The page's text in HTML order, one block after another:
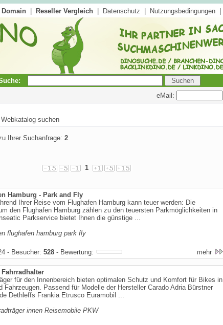
Reseller Vergleich Datenschutz Nutzungsbedingungen
eMail:
suchen
Ihrer Suchanfrage: 2
1
Hamburg - Park and Fly
Ihrer Reise vom Flughafen Hamburg kann teuer werden: Die
den Flughafen Hamburg zählen zu den teuersten Parkmöglichkeiten in
Parkservice bietet Ihnen die günstige ...
flughafen hamburg park fly
- Besucher: 528 - Bewertung: mehr
Fahrradhalter
für den Innenbereich bieten optimalen Schutz und Komfort für Bikes in
Fahrzeugen. Passend für Modelle der Hersteller Carado Adria Bürstner
Dethleffs Frankia Etrusco Euramobil ...
innen Reisemobile PKW